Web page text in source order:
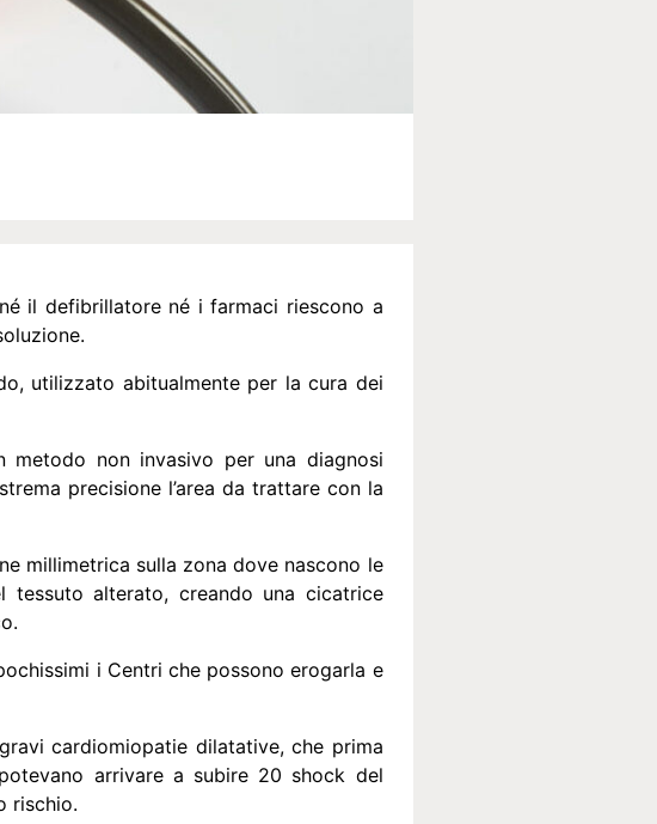
il defibrillatore né i farmaci riescono a
utilizzato abitualmente per la cura dei
metodo non invasivo per una diagnosi
precisione l’area da trattare con la
millimetrica sulla zona dove nascono le
alterato, creando una cicatrice
i Centri che possono erogarla e
cardiomiopatie dilatative, che prima
arrivare a subire 20 shock del
rischio.